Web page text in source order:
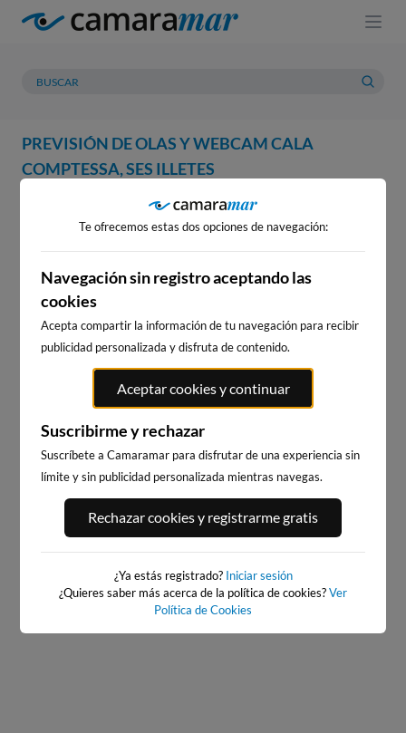
PREVISIÓN DE OLAS Y WEBCAM CALA
COMPTESSA, SES ILLETES
PREVISIÓN METEOROLOGÍA
WEBCAM CALA COMPTESSA,
SES ILLETES
WEBCAMS CERCANAS
PORT ANDRATX
17km · Andratx
PLAYA DE SITGES
0.1 m CHOPI
Te ofrecemos estas dos opciones de navegación:
Navegación sin registro aceptando las
cookies
Acepta compartir la información de tu navegación para recibir
publicidad personalizada y disfruta de contenido.
Aceptar cookies y continuar
Suscribirme y rechazar
Suscríbete a Camaramar para disfrutar de una experiencia sin
límite y sin publicidad personalizada mientras navegas.
Rechazar cookies y registrarme gratis
¿Ya estás registrado? Iniciar sesión
¿Quieres saber más acerca de la política de cookies?Ver
Política de Cookies